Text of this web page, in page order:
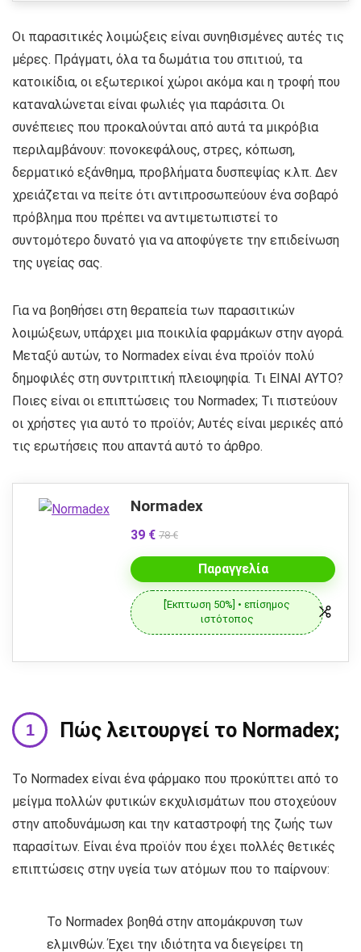
Οι παρασιτικές λοιμώξεις είναι συνηθισμένες αυτές τις
μέρες. Πράγματι, όλα τα δωμάτια του σπιτιού, τα
κατοικίδια, οι εξωτερικοί χώροι ακόμα και η τροφή που
καταναλώνεται είναι φωλιές για παράσιτα. Οι
συνέπειες που προκαλούνται από αυτά τα μικρόβια
περιλαμβάνουν: πονοκεφάλους, στρες, κόπωση,
δερματικό εξάνθημα, προβλήματα δυσπεψίας κ.λπ. Δεν
χρειάζεται να πείτε ότι αντιπροσωπεύουν ένα σοβαρό
πρόβλημα που πρέπει να αντιμετωπιστεί το
συντομότερο δυνατό για να αποφύγετε την επιδείνωση
της υγείας σας.
Για να βοηθήσει στη θεραπεία των παρασιτικών
λοιμώξεων, υπάρχει μια ποικιλία φαρμάκων στην αγορά.
Μεταξύ αυτών, το Normadex είναι ένα προϊόν πολύ
δημοφιλές στη συντριπτική πλειοψηφία. Τι ΕΙΝΑΙ ΑΥΤΟ?
Ποιες είναι οι επιπτώσεις του Normadex; Τι πιστεύουν
οι χρήστες για αυτό το προϊόν; Αυτές είναι μερικές από
τις ερωτήσεις που απαντά αυτό το άρθρο.
Normadex
39 € 78 €
Παραγγελία
[Έκπτωση 50%] • επίσημος
ιστότοπος
Πώς λειτουργεί το Normadex;
Το Normadex είναι ένα φάρμακο που προκύπτει από το
μείγμα πολλών φυτικών εκχυλισμάτων που στοχεύουν
στην αποδυνάμωση και την καταστροφή της ζωής των
παρασίτων. Είναι ένα προϊόν που έχει πολλές θετικές
επιπτώσεις στην υγεία των ατόμων που το παίρνουν:
Το Normadex βοηθά στην απομάκρυνση των
ελμινθών. Έχει την ιδιότητα να διεγείρει τη